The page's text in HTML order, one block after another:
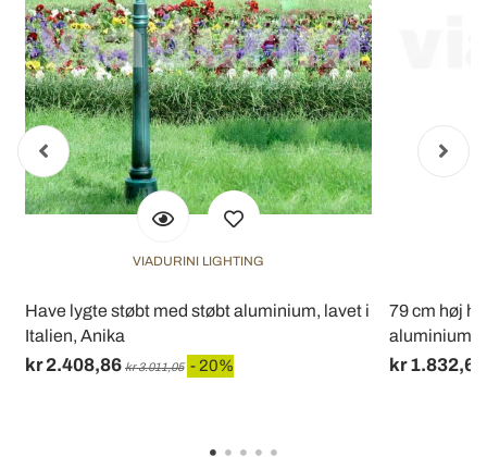
VIADURINI LIGHTING
Have lygte støbt med støbt aluminium, lavet i
Italien, Anika
kr 2.408,86 kr 3.011,05 - 20%
79 cm høj
kr 1.832,68